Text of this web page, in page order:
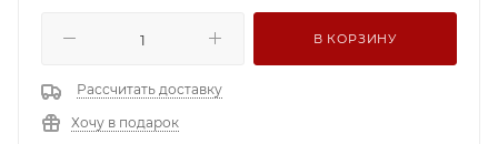
В КОРЗИНУ
Рассчитать доставку
Хочу в подарок